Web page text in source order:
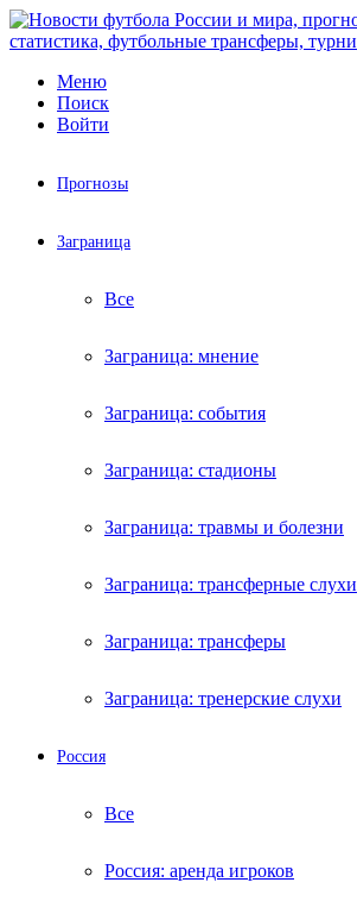
Меню
Поиск
Войти
Прогнозы
Заграница
Все
Заграница: мнение
Заграница: события
Заграница: стадионы
Заграница: травмы и болезни
Заграница: трансферные слухи
Заграница: трансферы
Заграница: тренерские слухи
Россия
Все
Россия: аренда игроков